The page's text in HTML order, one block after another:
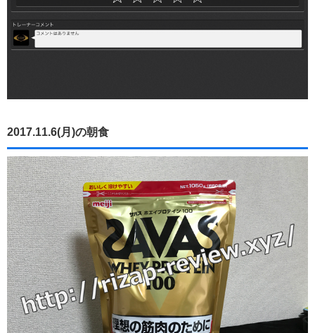
2017.11.6(月)の朝食